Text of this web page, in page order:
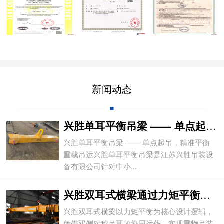
新闻动态
兴胜单耳平衡吊梁 —— 单点起吊，精准平
兴胜单耳平衡吊梁 —— 单点起吊，精准平衡
重载吊运兴胜单耳平衡吊梁是江苏兴胜吊装设
备有限公司针对中小...
兴胜双耳式横梁通过力矩平衡实现重物平稳吊
兴胜双耳式横梁以力矩平衡为核心设计逻辑，